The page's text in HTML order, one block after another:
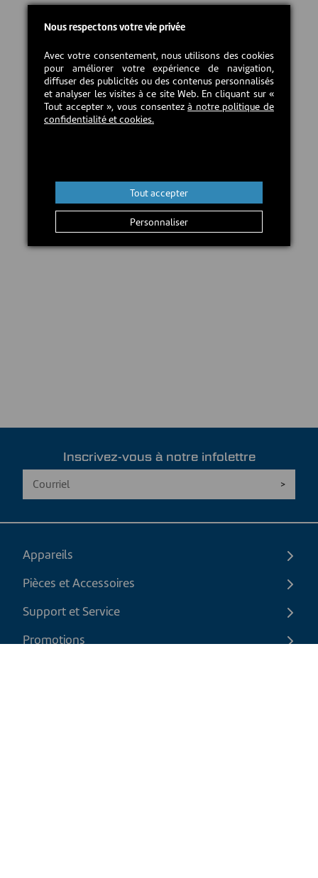
Inscrivez-vous à notre infolettre
Appareils
Pièces et Accessoires
Support et Service
Promotions
Nous respectons votre vie privée
Avec votre consentement, nous utilisons des cookies
pour améliorer votre expérience de navigation,
diffuser des publicités ou des contenus personnalisés
et analyser les visites à ce site Web. En cliquant sur «
Tout accepter », vous consentezà notre politique de
confidentialité et cookies.
Personnaliser
Tout accepter